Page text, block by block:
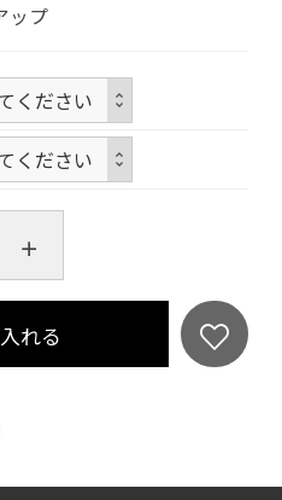
ップ
れる